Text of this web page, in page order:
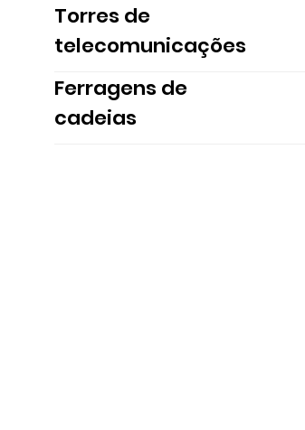
Torres de
telecomunicações
Ferragens de
cadeias